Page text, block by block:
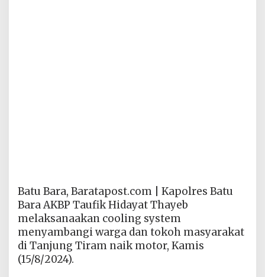
Batu Bara, Baratapost.com | Kapolres Batu
Bara AKBP Taufik Hidayat Thayeb
melaksanaakan cooling system
menyambangi warga dan tokoh masyarakat
di Tanjung Tiram naik motor, Kamis
(15/8/2024).